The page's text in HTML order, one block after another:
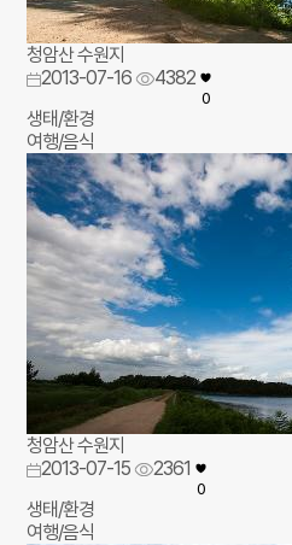
청암산 수원지
2013-07-16
4382
0
생태/환경
여행/음식
청암산 수원지
2013-07-15
2361
0
생태/환경
여행/음식